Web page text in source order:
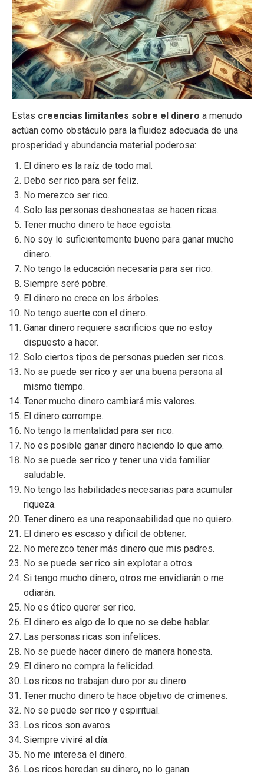
Estas creencias limitantes sobre el dinero a menudo
actúan como obstáculo para la fluidez adecuada de una
prosperidad y abundancia material poderosa:
El dinero es la raíz de todo mal.
Debo ser rico para ser feliz.
No merezco ser rico.
Solo las personas deshonestas se hacen ricas.
Tener mucho dinero te hace egoísta.
No soy lo suficientemente bueno para ganar mucho
dinero.
No tengo la educación necesaria para ser rico.
Siempre seré pobre.
El dinero no crece en los árboles.
No tengo suerte con el dinero.
Ganar dinero requiere sacrificios que no estoy
dispuesto a hacer.
Solo ciertos tipos de personas pueden ser ricos.
No se puede ser rico y ser una buena persona al
mismo tiempo.
Tener mucho dinero cambiará mis valores.
El dinero corrompe.
No tengo la mentalidad para ser rico.
No es posible ganar dinero haciendo lo que amo.
No se puede ser rico y tener una vida familiar
saludable.
No tengo las habilidades necesarias para acumular
riqueza.
Tener dinero es una responsabilidad que no quiero.
El dinero es escaso y difícil de obtener.
No merezco tener más dinero que mis padres.
No se puede ser rico sin explotar a otros.
Si tengo mucho dinero, otros me envidiarán o me
odiarán.
No es ético querer ser rico.
El dinero es algo de lo que no se debe hablar.
Las personas ricas son infelices.
No se puede hacer dinero de manera honesta.
El dinero no compra la felicidad.
Los ricos no trabajan duro por su dinero.
Tener mucho dinero te hace objetivo de crímenes.
No se puede ser rico y espiritual.
Los ricos son avaros.
Siempre viviré al día.
No me interesa el dinero.
Los ricos heredan su dinero, no lo ganan.